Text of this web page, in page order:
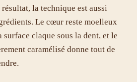
la technique est aussi
Le cœur reste moelleux
surface claque sous la dent, et le
caramélisé donne tout de